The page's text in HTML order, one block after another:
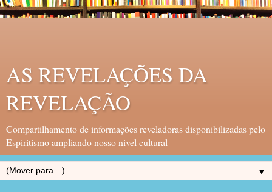
AS REVELAÇÕES DA
REVELAÇÃO
Compartilhamento de informações reveladoras disponibilizadas pelo
Espiritismo ampliando nosso nivel cultural
▼